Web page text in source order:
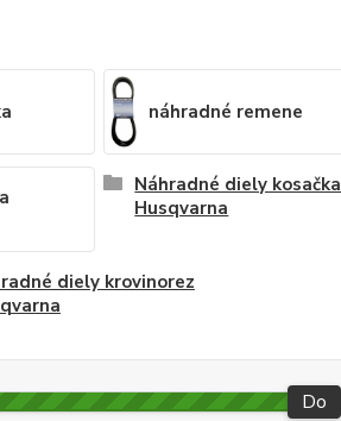
náhradné remene
Náhradné diely kosačka
Husqvarna
diely krovinorez
Do